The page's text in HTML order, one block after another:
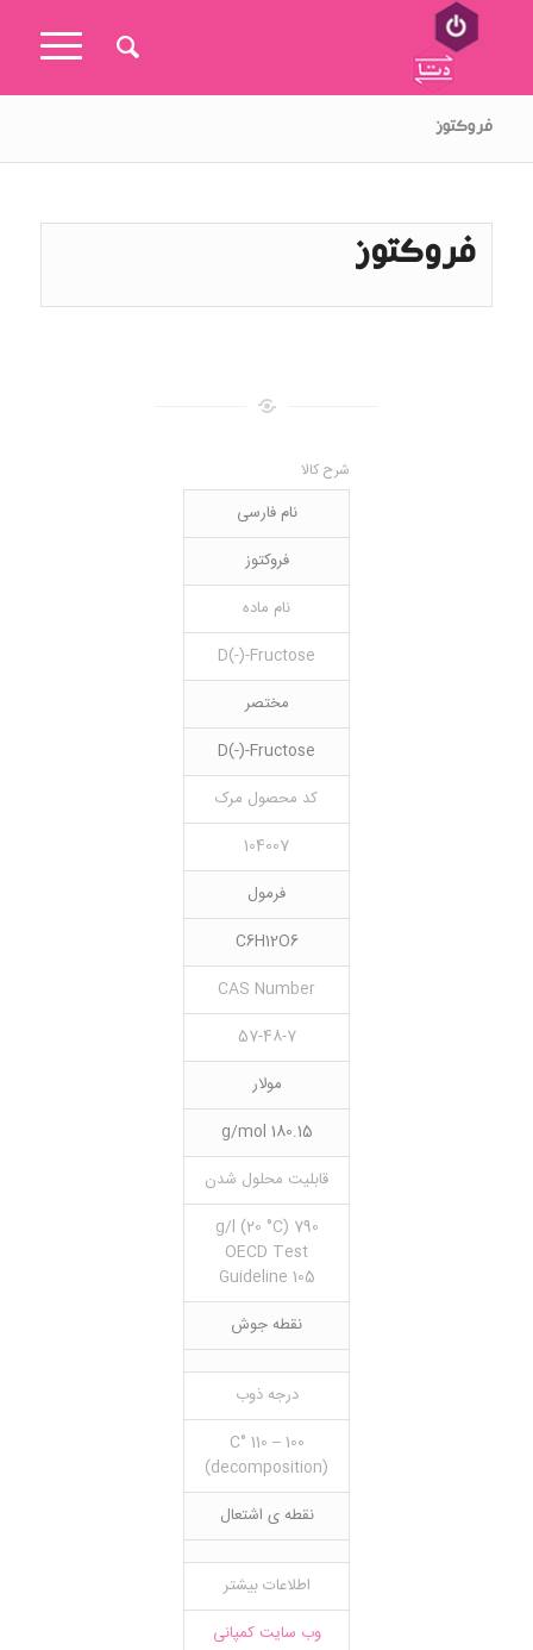
فروکتوز
فروکتوز
شرح کالا
نام فارسی
فروکتوز
نام ماده
D(-)-Fructose
مختصر
D(-)-Fructose
کد محصول مرک
104007
فرمول
C6H12O6
CAS Number
57-48-7
مولار
180.15 g/mol
قابلیت محلول شدن
790 g/l (20 °C)
OECD Test
Guideline 105
نقطه جوش
درجه ذوب
100 – 110 °C
(decomposition)
نقطه ی اشتعال
اطلاعات بیشتر
وب سایت کمپانی